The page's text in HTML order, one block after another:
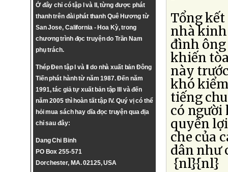
Ở đây chỉ có tập I và II, từng được phát
thanh trên đài phát thanh Quê Hương từ
San Jose, California - Hoa Kỳ, trong
chương trình đọc truyện do Trần Nam
phụ trách.
Thép Đen tập I và II do nhà xuất bản Đông
Tiến phát hành từ năm 1987. Đến năm
1991, tác giả tự xuất bản tập III và đến
năm 2005 thì hoàn tất tập IV. Quý vị có thể
hỏi mua sách hay dĩa đọc truyện qua địa
chỉ sau đây:
Dang Chi Binh
PO Box 255-571
Dorchester, MA. 02125, USA
Tổng
nhà
đình ông
khiến
này
khó
tiếng
có người
quyền
che của
dân như
{nl}{nl}